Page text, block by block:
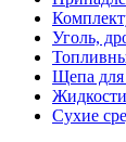
Уголь,
Щепа для
Сухие